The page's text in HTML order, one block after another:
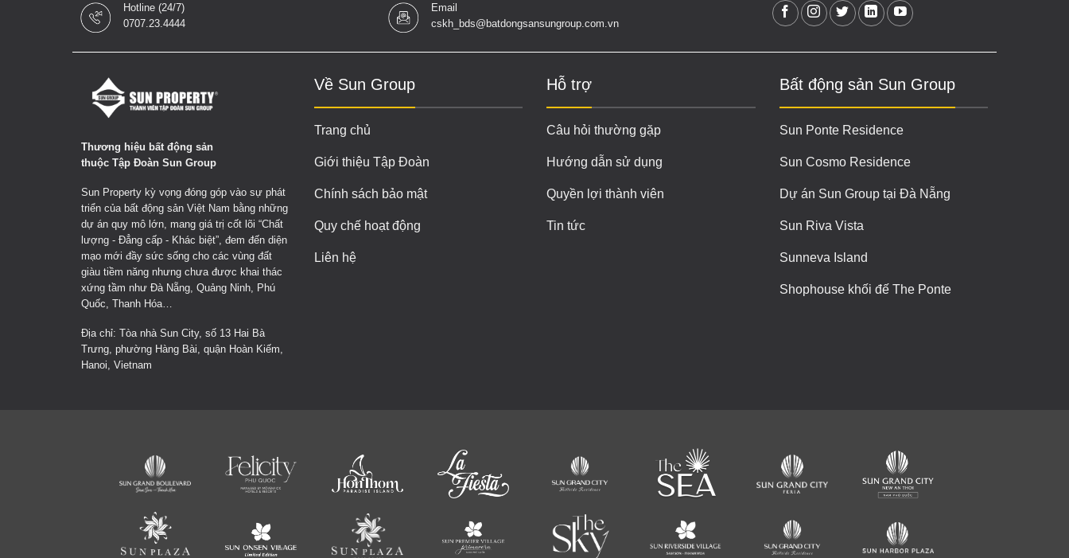
Hotline (24/7)
0707.23.4444
Email
cskh_bds@batdongsansungroup.com.vn
Thương hiệu bất động sản
thuộc Tập Đoàn Sun Group
Sun Property kỳ vọng đóng góp vào sự phát
triển của bất động sản Việt Nam bằng những
dự án quy mô lớn, mang giá trị cốt lõi “Chất
lượng - Đẳng cấp - Khác biệt”, đem đến diện
mạo mới đầy sức sống cho các vùng đất
giàu tiềm năng nhưng chưa được khai thác
xứng tầm như Đà Nẵng, Quảng Ninh, Phú
Quốc, Thanh Hóa…
Địa chỉ: Tòa nhà Sun City, số 13 Hai Bà
Trưng, phường Hàng Bài, quận Hoàn Kiếm,
Hanoi, Vietnam
Về Sun Group
Trang chủ
Giới thiệu Tập Đoàn
Chính sách bảo mật
Quy chế hoạt động
Liên hệ
Hỗ trợ
Câu hỏi thường gặp
Hướng dẫn sử dụng
Quyền lợi thành viên
Tin tức
Bất động sản Sun Group
Sun Ponte Residence
Sun Cosmo Residence
Dự án Sun Group tại Đà Nẵng
Sun Riva Vista
Sunneva Island
Shophouse khối đế The Ponte